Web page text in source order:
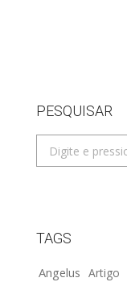
PESQUISAR
Search:
TAGS
Angelus Artigo